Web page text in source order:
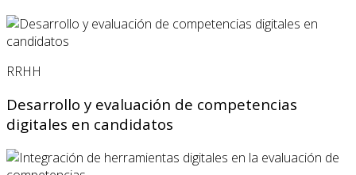
RRHH
Desarrollo y evaluación de competencias
digitales en candidatos